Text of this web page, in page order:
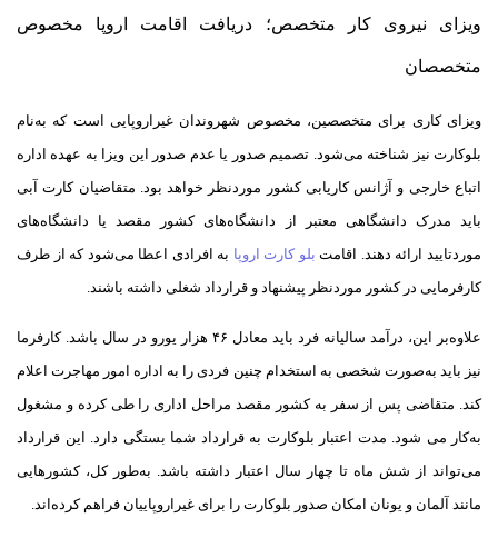
ویزای نیروی کار متخصص؛ دریافت اقامت اروپا مخصوص
متخصصان
ویزای کاری برای متخصصین، مخصوص شهروندان غیر‌اروپایی است که به‌نام
بلو‌کارت نیز شناخته می‌شود. تصمیم صدور یا عدم صدور این ویزا به عهده اداره
اتباع خارجی و آژانس کاریابی کشور مورد‌نظر خواهد بود. متقاضیان کارت آبی
باید مدرک دانشگاهی معتبر از دانشگاه‌های کشور مقصد یا دانشگاه‌های
مورد‌تایید ارائه دهند. اقامت بلو کارت اروپا به افرادی اعطا می‌شود که از طرف
کارفرمایی در کشور مورد‌نظر پیشنهاد و قرارداد شغلی داشته باشند.
علاوه‌بر این، درآمد سالیانه فرد باید معادل ۴۶ هزار یورو در سال باشد. کارفرما
نیز باید به‌صورت شخصی به استخدام چنین فردی را به اداره امور مهاجرت اعلام
کند. متقاضی پس از سفر به کشور مقصد مراحل اداری را طی کرده و مشغول
به‌کار می شود. مدت اعتبار بلوکارت به قرارداد شما بستگی دارد. این قرارداد
می‌تواند از شش ماه تا چهار سال اعتبار داشته باشد. به‌طور کل، کشور‌هایی
مانند آلمان و یونان امکان صدور بلوکارت را برای غیر‌اروپاییان فراهم کرده‌اند.